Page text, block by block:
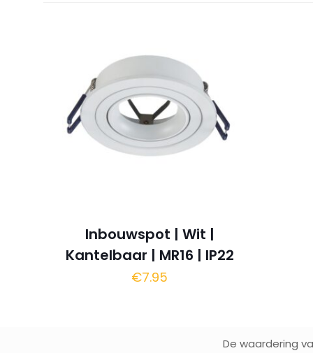
Inbouwspot | Wit |
Kantelbaar | MR16 | IP22
€7.95
De waardering